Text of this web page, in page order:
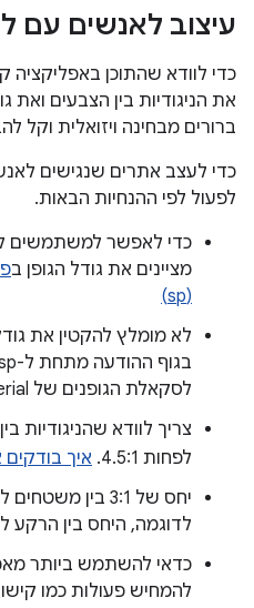
עיצוב לאנשים עם
כדי לוודא שהתוכן
את הניגודיות בין הצבעים ואת
ברורים מבחינה ויזואלית וקל
כדי לעצב אתרים שנגישים
לפעול לפי ההנחיות הבאות.
כדי לאפשר למשתמשים
מציינים את גודל הגופן ב
(sp)
לא מומלץ להקטין את
לסקאלת הגופנים של Material כברירת מחדל.
צריך לוודא שהניגודיות
לפחות 4.5:1.
איך בודקים
יחס של 3:1 בין
לדוגמה, היחס בין הרקע
כדאי להשתמש ביותר
להמחיש פעולות כמו